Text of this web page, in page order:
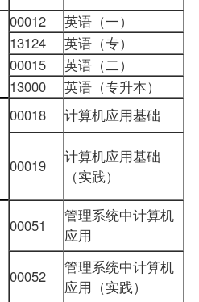
00012
英语（一）
13124
英语（专）
00015
英语（二）
13000
英语（专升本）
00018 计算机应用基础
00019
计算机应用基础
（实践）
00051
管理系统中计算机
应用
00052
管理系统中计算机
应用（实践）